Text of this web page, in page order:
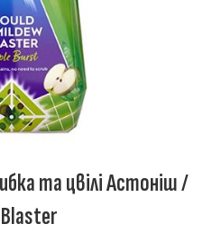
та цвілі Астоніш /